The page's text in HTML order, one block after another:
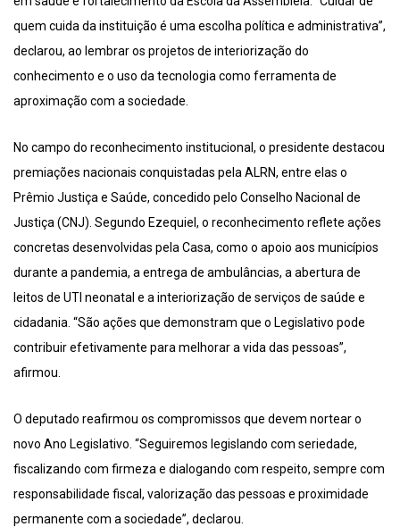
quem cuida da instituição é uma escolha política e administrativa”,
declarou, ao lembrar os projetos de interiorização do
conhecimento e o uso da tecnologia como ferramenta de
aproximação com a sociedade.
No campo do reconhecimento institucional, o presidente destacou
premiações nacionais conquistadas pela ALRN, entre elas o
Prêmio Justiça e Saúde, concedido pelo Conselho Nacional de
Justiça (CNJ). Segundo Ezequiel, o reconhecimento reflete ações
concretas desenvolvidas pela Casa, como o apoio aos municípios
durante a pandemia, a entrega de ambulâncias, a abertura de
leitos de UTI neonatal e a interiorização de serviços de saúde e
cidadania. “São ações que demonstram que o Legislativo pode
contribuir efetivamente para melhorar a vida das pessoas”,
afirmou.
O deputado reafirmou os compromissos que devem nortear o
novo Ano Legislativo. “Seguiremos legislando com seriedade,
fiscalizando com firmeza e dialogando com respeito, sempre com
responsabilidade fiscal, valorização das pessoas e proximidade
permanente com a sociedade”, declarou.